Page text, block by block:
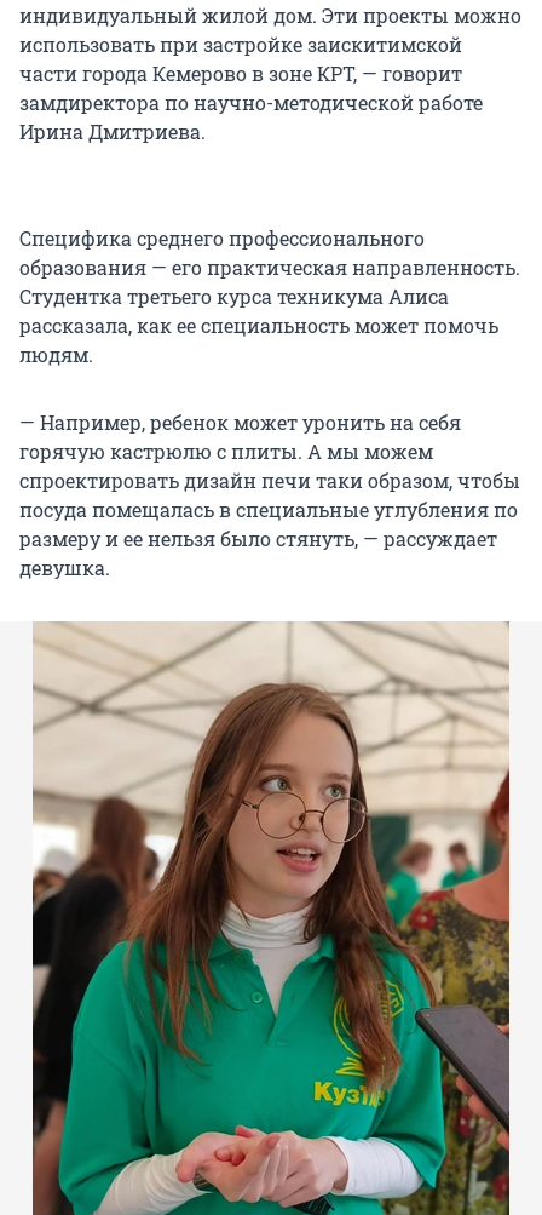
индивидуальный жилой дом. Эти проекты можно
использовать при застройке заискитимской
части города Кемерово в зоне КРТ, — говорит
замдиректора по научно-методической работе
Ирина Дмитриева.
Специфика среднего профессионального
образования — его практическая направленность.
Студентка третьего курса техникума Алиса
рассказала, как ее специальность может помочь
людям.
— Например, ребенок может уронить на себя
горячую кастрюлю с плиты. А мы можем
спроектировать дизайн печи таки образом, чтобы
посуда помещалась в специальные углубления по
размеру и ее нельзя было стянуть, — рассуждает
девушка.